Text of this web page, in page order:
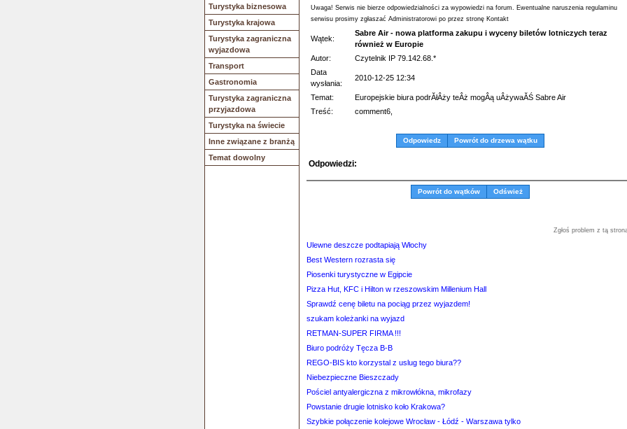
Turystyka biznesowa
Turystyka krajowa
Turystyka zagraniczna
wyjazdowa
Transport
Gastronomia
Turystyka zagraniczna
przyjazdowa
Turystyka na świecie
Inne związane z branżą
Temat dowolny
Uwaga! Serwis nie bierze odpowiedzialności za wypowiedzi na forum. Ewentualne naruszenia regulaminu
serwisu prosimy zgłaszać Administratorowi po przez stronę Kontakt
Wątek:
Sabre Air - nowa platforma zakupu i wyceny biletów lotniczych teraz
również w Europie
Autor:
Czytelnik IP 79.142.68.*
Data
wysłania:
2010-12-25 12:34
Temat:
Europejskie biura podrĂłÂży teÂż mogÂą uÂżywaĂŚ Sabre Air
Treść:
comment6,
Odpowiedz Powrót do drzewa wątku
Odpowiedzi:
Powrót do wątków Odśwież
Zgłoś problem z tą
Ulewne deszcze podtapiają Włochy
Best Western rozrasta się
Piosenki turystyczne w Egipcie
Pizza Hut, KFC i Hilton w rzeszowskim Millenium Hall
Sprawdź cenę biletu na pociąg przez wyjazdem!
szukam koleżanki na wyjazd
RETMAN-SUPER FIRMA !!!
Biuro podróży Tęcza B-B
REGO-BIS kto korzystal z uslug tego biura??
Niebezpieczne Bieszczady
Pościel antyalergiczna z mikrowłókna, mikrofazy
Powstanie drugie lotnisko koło Krakowa?
Szybkie połączenie kolejowe Wrocław - Łódź - Warszawa tylko